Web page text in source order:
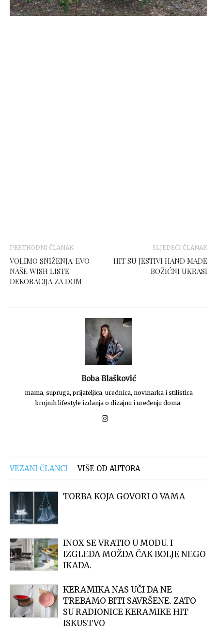
PRETHODNI ČLANAK
VOLIMO SNIŽENJA. EVO
NAŠE WISH LISTE
DEKORACIJA ZA DOM
SLJEDEĆI ČLANAK
HIT SU JESTIVI HAND MADE
BOŽIĆNI UKRASI
Boba Blašković
mama, supruga, prijateljica, urednica, novinarka i stilistica
brojnih lifestyle izdanja o dizajnu i uređenju doma.
VEZANI ČLANCI VIŠE OD AUTORA
TORBA KOJA GOVORI O VAMA
INOX SE VRATIO U MODU. I
IZGLEDA MOŽDA ČAK BOLJE NEGO
IKADA.
KERAMIKA NAS UČI DA NE
TREBAMO BITI SAVRŠENE. ZATO
SU RADIONICE KERAMIKE HIT
ISKUSTVO